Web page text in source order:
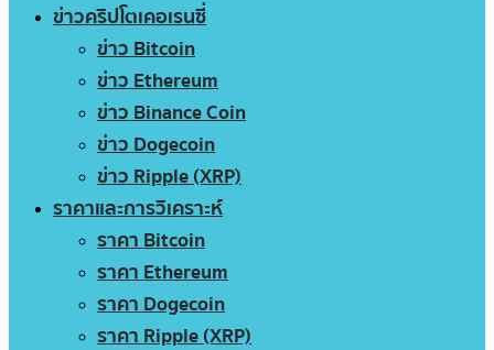
ข่าวคริปโตเคอเรนซี่
ข่าว Bitcoin
ข่าว Ethereum
ข่าว Binance Coin
ข่าว Dogecoin
ข่าว Ripple (XRP)
ราคาและการวิเคราะห์
ราคา Bitcoin
ราคา Ethereum
ราคา Dogecoin
ราคา Ripple (XRP)